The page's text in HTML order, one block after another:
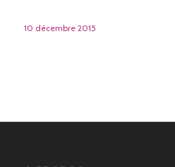
10 décembre 2015